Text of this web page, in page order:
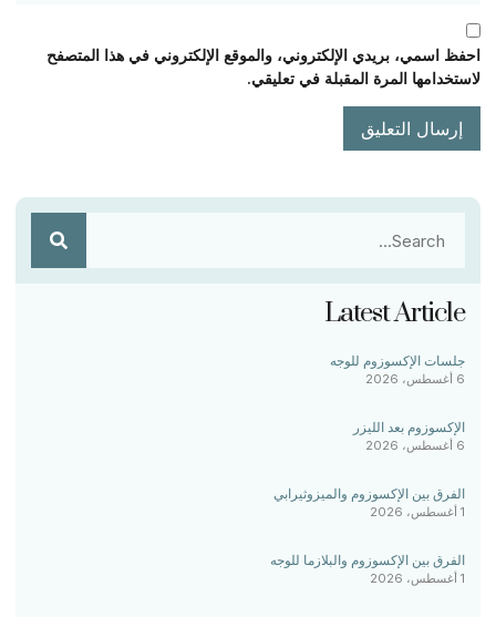
احفظ اسمي، بريدي الإلكتروني، والموقع الإلكتروني في هذا المتصفح
لاستخدامها المرة المقبلة في تعليقي.
Latest Article
جلسات الإكسوزوم للوجه
6 أغسطس، 2026
الإكسوزوم بعد الليزر
6 أغسطس، 2026
الفرق بين الإكسوزوم والميزوثيرابي
1 أغسطس، 2026
الفرق بين الإكسوزوم والبلازما للوجه
1 أغسطس، 2026